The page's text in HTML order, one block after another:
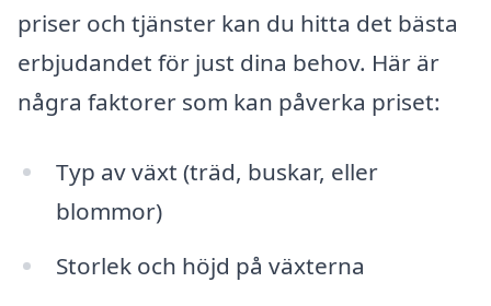
priser och tjänster kan du hitta det bästa
erbjudandet för just dina behov. Här är
några faktorer som kan påverka priset:
Typ av växt (träd, buskar, eller
blommor)
Storlek och höjd på växterna